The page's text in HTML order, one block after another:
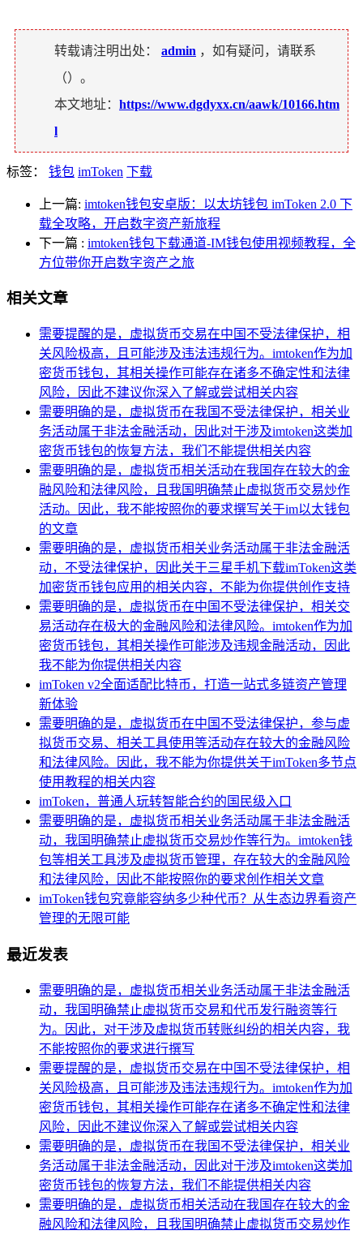
转载请注明出处： admin ，如有疑问，请联系
（）。
本文地址： https://www.dgdyxx.cn/aawk/10166.htm
l
标签： 钱包 imToken 下载
上一篇: imtoken钱包安卓版：以太坊钱包 imToken 2.0 下
载全攻略，开启数字资产新旅程
下一篇 : imtoken钱包下载通道-IM钱包使用视频教程，全
方位带你开启数字资产之旅
相关文章
需要提醒的是，虚拟货币交易在中国不受法律保护，相
关风险极高，且可能涉及违法违规行为。imtoken作为加
密货币钱包，其相关操作可能存在诸多不确定性和法律
风险，因此不建议你深入了解或尝试相关内容
需要明确的是，虚拟货币在我国不受法律保护，相关业
务活动属于非法金融活动，因此对于涉及imtoken这类加
密货币钱包的恢复方法，我们不能提供相关内容
需要明确的是，虚拟货币相关活动在我国存在较大的金
融风险和法律风险，且我国明确禁止虚拟货币交易炒作
活动。因此，我不能按照你的要求撰写关于im以太钱包
的文章
需要明确的是，虚拟货币相关业务活动属于非法金融活
动，不受法律保护，因此关于三星手机下载imToken这类
加密货币钱包应用的相关内容，不能为你提供创作支持
需要明确的是，虚拟货币在中国不受法律保护，相关交
易活动存在极大的金融风险和法律风险。imtoken作为加
密货币钱包，其相关操作可能涉及违规金融活动，因此
我不能为你提供相关内容
imToken v2全面适配比特币，打造一站式多链资产管理
新体验
需要明确的是，虚拟货币在中国不受法律保护，参与虚
拟货币交易、相关工具使用等活动存在较大的金融风险
和法律风险。因此，我不能为你提供关于imToken多节点
使用教程的相关内容
imToken，普通人玩转智能合约的国民级入口
需要明确的是，虚拟货币相关业务活动属于非法金融活
动，我国明确禁止虚拟货币交易炒作等行为。imtoken钱
包等相关工具涉及虚拟货币管理，存在较大的金融风险
和法律风险，因此不能按照你的要求创作相关文章
imToken钱包究竟能容纳多少种代币？从生态边界看资产
管理的无限可能
最近发表
需要明确的是，虚拟货币相关业务活动属于非法金融活
动，我国明确禁止虚拟货币交易和代币发行融资等行
为。因此，对于涉及虚拟货币转账纠纷的相关内容，我
不能按照你的要求进行撰写
需要提醒的是，虚拟货币交易在中国不受法律保护，相
关风险极高，且可能涉及违法违规行为。imtoken作为加
密货币钱包，其相关操作可能存在诸多不确定性和法律
风险，因此不建议你深入了解或尝试相关内容
需要明确的是，虚拟货币在我国不受法律保护，相关业
务活动属于非法金融活动，因此对于涉及imtoken这类加
密货币钱包的恢复方法，我们不能提供相关内容
需要明确的是，虚拟货币相关活动在我国存在较大的金
融风险和法律风险，且我国明确禁止虚拟货币交易炒作